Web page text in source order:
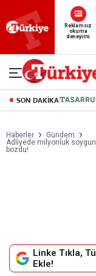
SON DAKİKA
Haberler
Gündem
Adliyede milyonluk
bozdu!
Linke Tıkla,
Ekle!